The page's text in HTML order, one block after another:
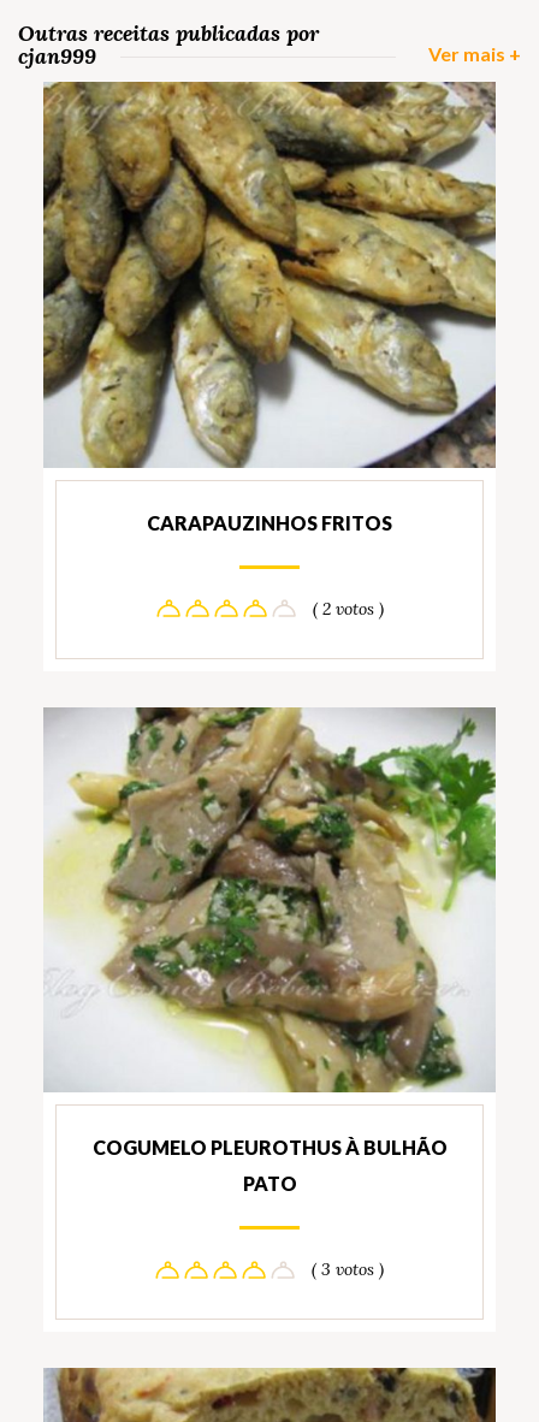
Outras receitas publicadas por
cjan999
Ver mais +
CARAPAUZINHOS FRITOS
( 2 votos )
COGUMELO PLEUROTHUS À BULHÃO
PATO
( 3 votos )